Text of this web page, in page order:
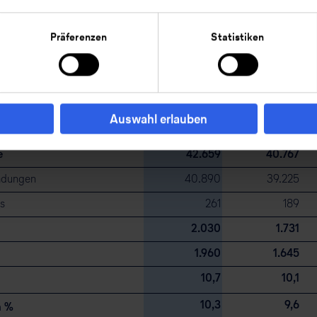
Präferenzen Statistiken
Auswahl erlauben
2025
39.597 37.581
andere aktivierte
sonstige betriebliche Erträge
3.062
42.659 40.767
40.890 39.225
261 189
2.030 1.731
1.960 1.645
10,7 10,1
% 10,3 9,6